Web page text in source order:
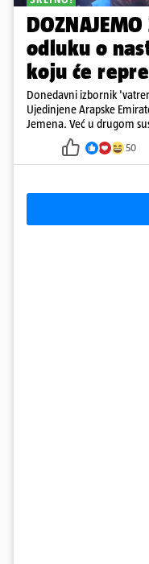
odluku o
koju će
Donedavni izbornik
Ujedinjene Arapske
Jemena. Već u drugom
50